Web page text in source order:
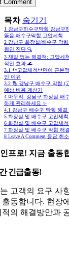
목차 숨기기
1 강남구하수구막힘 강남구
뚫음 배수구막힘 고압세척
2 강남구 화장실/배수구 막
원인 진단 🔍
3 재발 없는 해결책: 고압세
적인 효과 🌊
3.1 **고압세척**만이 근본
인 이유
3.2 🔢 강남구 배수구 막힘 (
예상 비용 계산기
4 마무리: 강남구 화장실 배
하게 관리하세요 ✨
4.1 강남구 배수구 막힘 해결
5 화장실 및 배수구 고압세
6 화장실 및 배수구 고압세
7 화장실 및 배수구 막힘 해
8 Leave A Comment 응답 취소
프로! 지금 출동
긴급출동!
고객의 요구 사
출동합니다. 현장
적의 해결방안과